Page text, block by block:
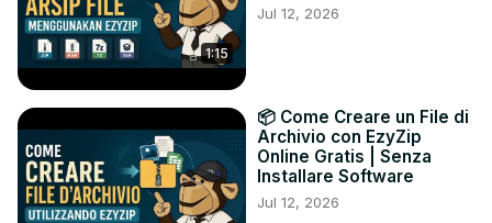
1:15
Jul 12, 2026
📦 Come Creare un File di
Archivio con EzyZip
Online Gratis | Senza
Installare Software
Jul 12, 2026